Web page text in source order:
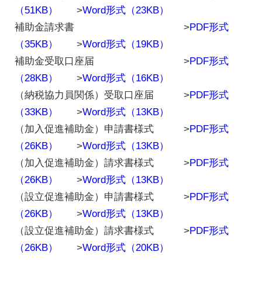
（51KB）
>Word形式（23KB）
補助金請求書 >PDF形式
（35KB）
>Word形式（19KB）
補助金受取口座届 >PDF形式
（28KB）
>Word形式（16KB）
（納税協力員関係）受取口座届 >PDF形式
（33KB）
>Word形式（13KB）
（加入促進補助金）申請書様式 >PDF形式
（26KB）
>Word形式（13KB）
（加入促進補助金）請求書様式 >PDF形式
（26KB）
>Word形式（13KB）
（設立促進補助金）申請書様式 >PDF形式
（26KB）
>Word形式（13KB）
（設立促進補助金）請求書様式 >PDF形式
（26KB）
>Word形式（20KB）